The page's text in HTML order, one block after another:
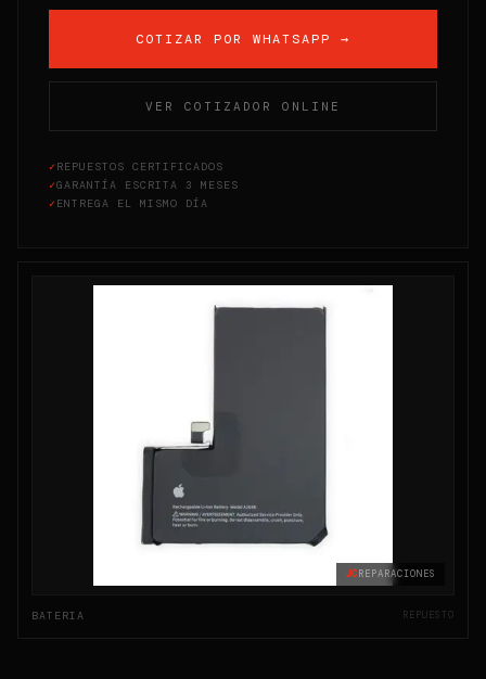
COTIZAR POR WHATSAPP →
VER COTIZADOR ONLINE
✓ REPUESTOS CERTIFICADOS
✓GARANTÍA ESCRITA 3 MESES
✓ ENTREGA EL MISMO DÍA
JCREPARACIONES
BATERIA REPUESTO